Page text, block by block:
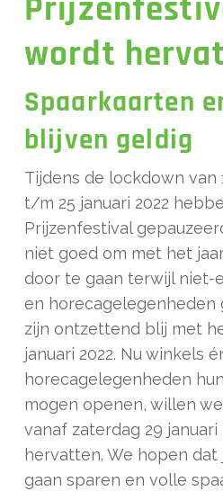
wordt hervat
Spaarkaarten
blijven geldig
Tijdens de lockdown van
t/m 25 januari 2022
Prijzenfestival
niet goed om met het
door te gaan terwijl niet-
en horecagelegenheden
zijn ontzettend blij met
januari 2022. Nu winkels
horecagelegenheden
mogen openen, willen
vanaf zaterdag 29 januari
hervatten. We hopen
gaan sparen en volle